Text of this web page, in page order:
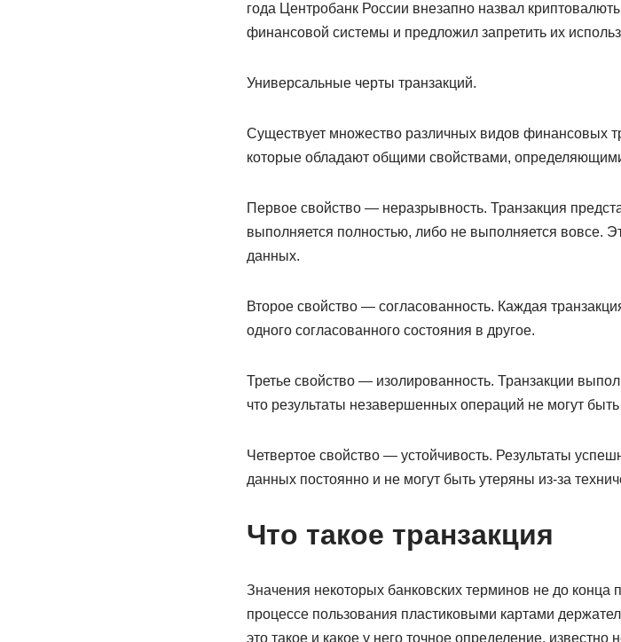
года Центробанк России внезапно назвал
финансовой системы и предложил запретить их
Универсальные черты транзакций.
Существует множество различных видов финансовых
которые обладают общими свойствами,
Первое свойство — неразрывность. Транзакция
выполняется полностью, либо не выполняется вовсе.
данных.
Второе свойство — согласованность. Каждая
одного согласованного состояния в другое.
Третье свойство — изолированность. Транзакции
что результаты незавершенных операций не могут
Четвертое свойство — устойчивость. Результаты
данных постоянно и не могут быть утеряны из-за
Что такое транзакция
Значения некоторых банковских терминов не до конца
процессе пользования пластиковыми картами
это такое и какое у него точное определение, известно